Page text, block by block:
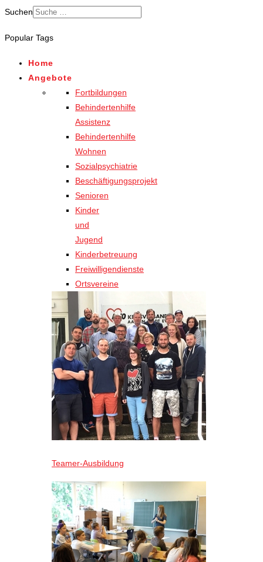
Suchen
for results.
Popular Tags
Home
Angebote
Fortbildungen
Behindertenhilfe
Assistenz
Behindertenhilfe
Wohnen
Sozialpsychiatrie
Beschäftigungsprojekt
Senioren
Kinder
und
Jugend
Kinderbetreuung
Freiwilligendienste
Ortsvereine
Teamer-Ausbildung